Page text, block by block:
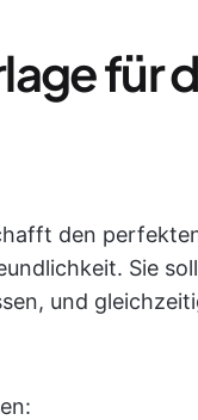
für
den
Sie
und